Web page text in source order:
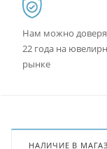
Нам можно
22 года на
рынке
НАЛИЧИЕ В